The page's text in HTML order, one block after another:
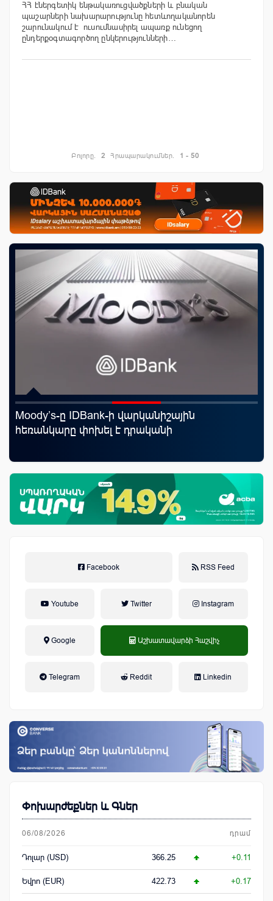
ՀՀ էներգետիկ ենթակառուցվածքների և բնական
պաշարների նախարարությունը հետևողականորեն
շարունակում է ուսումնասիրել ապառք ունեցող
ընդերքօգտագործող ընկերությունների…
Բոլորը. 2 Հրապարակումներ. 1 - 50
Moody’s-ը IDBank-ի վարկանիշային
հեռանկարը փոխել է դրականի
Facebook RSS Feed
Youtube Twitter Instagram
Google Աշխատավարձի Հաշվիչ
Telegram Reddit Linkedin
Փոխարժեքներ և Գներ
06/08/2026 դրամ
Դոլար (USD) 366.25 +0.11
Եվրո (EUR) 422.73 +0.17